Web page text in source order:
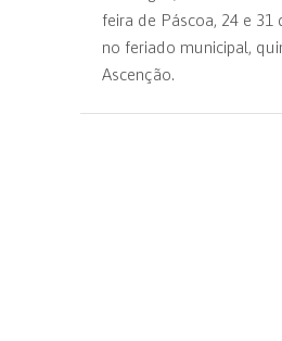
feira de Páscoa, 24 e 31
no feriado municipal,
Ascenção.